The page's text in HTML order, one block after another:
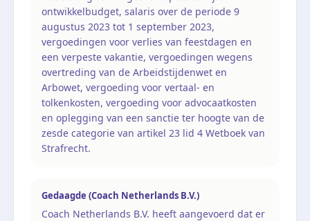
ontwikkelbudget, salaris over de periode 9
augustus 2023 tot 1 september 2023,
vergoedingen voor verlies van feestdagen en
een verpeste vakantie, vergoedingen wegens
overtreding van de Arbeidstijdenwet en
Arbowet, vergoeding voor vertaal- en
tolkenkosten, vergoeding voor advocaatkosten
en oplegging van een sanctie ter hoogte van de
zesde categorie van artikel 23 lid 4 Wetboek van
Strafrecht.
Gedaagde (Coach Netherlands B.V.)
Coach Netherlands B.V. heeft aangevoerd dat er